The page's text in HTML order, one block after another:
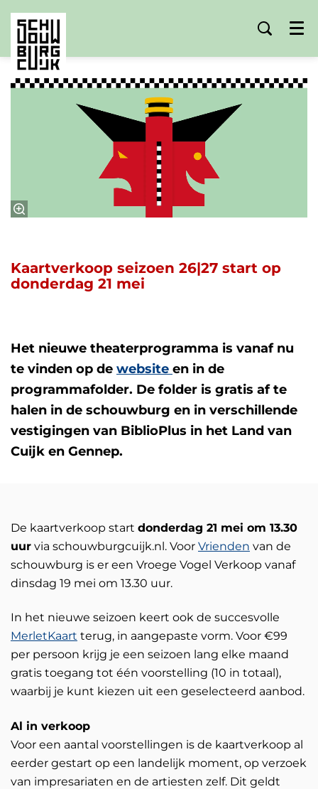
Menu
Kaartverkoop seizoen 26|27 start op
donderdag 21 mei
Het nieuwe theaterprogramma is vanaf nu
te vinden op de website en in de
programmafolder. De folder is gratis af te
halen in de schouwburg en in verschillende
vestigingen van BiblioPlus in het Land van
Cuijk en Gennep.
De kaartverkoop start donderdag 21 mei om 13.30
uur via schouwburgcuijk.nl. Voor Vrienden van de
schouwburg is er een Vroege Vogel Verkoop vanaf
dinsdag 19 mei om 13.30 uur.
In het nieuwe seizoen keert ook de succesvolle
MerletKaart terug, in aangepaste vorm. Voor €99
per persoon krijg je een seizoen lang elke maand
gratis toegang tot één voorstelling (10 in totaal),
waarbij je kunt kiezen uit een geselecteerd aanbod.
Al in verkoop
Voor een aantal voorstellingen is de kaartverkoop al
eerder gestart op een landelijk moment, op verzoek
van impresariaten en de artiesten zelf. Dit geldt